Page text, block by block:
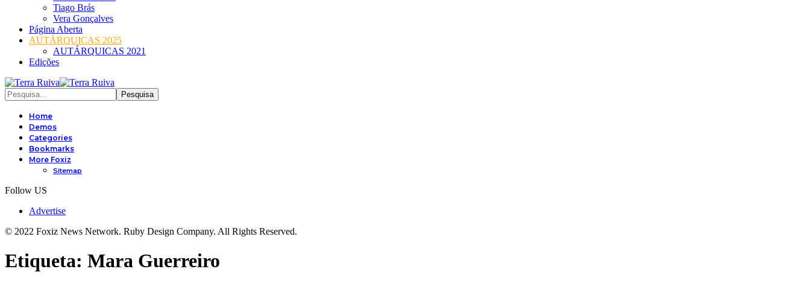
Tiago Brás
Vera Gonçalves
Página Aberta
AUTÁRQUICAS 2025
AUTÁRQUICAS 2021
Edições
Home
Demos
Categories
Bookmarks
More Foxiz
Sitemap
Follow US
Advertise
© 2022 Foxiz News Network. Ruby Design Company. All Rights Reserved.
Etiqueta: Mara Guerreiro